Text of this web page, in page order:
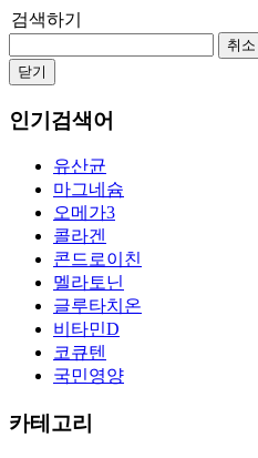
검색하기
취소
닫기
인기검색어
유산균
마그네슘
오메가3
콜라겐
콘드로이친
멜라토닌
글루타치온
비타민D
코큐텐
국민영양
카테고리